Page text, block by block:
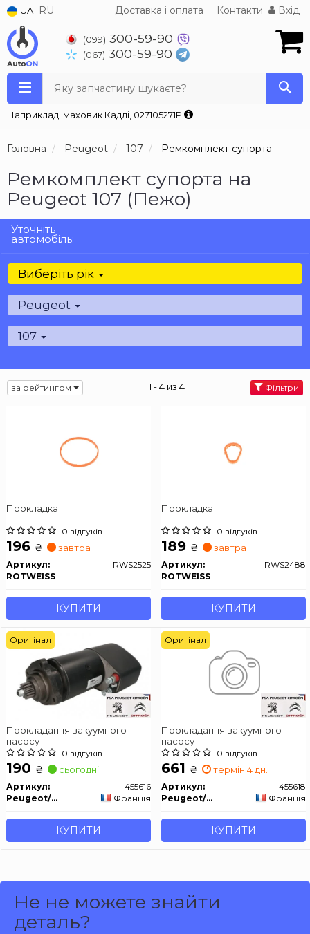
UA RU Доставка і оплата Контакти Вхід
(099) 300-59-90
(067) 300-59-90
Яку запчастину шукаєте?
Наприклад: маховик Кадді, 027105271P
Головна Peugeot 107 Ремкомплект супорта
Ремкомплект супорта на
Peugeot 107 (Пежо)
Уточніть
автомобіль:
Виберіть рік
Peugeot
107
за рейтингом 1 - 4 из 4 Фільтри
Прокладка
0 відгуків
196 ₴ завтра
Артикул:
RWS2525
ROTWEISS
КУПИТИ
Прокладка
0 відгуків
189 ₴ завтра
Артикул:
RWS2488
ROTWEISS
КУПИТИ
Прокладання вакуумного
насосу
0 відгуків
190 ₴ сьогодні
Артикул:
455616
Peugeot/Citroen
Франція
КУПИТИ
Оригінал
Прокладання вакуумного
насосу
0 відгуків
661 ₴ термін 4 дн.
Артикул:
455618
Peugeot/Citroen
Франція
КУПИТИ
Оригінал
Не не можете знайти
деталь?